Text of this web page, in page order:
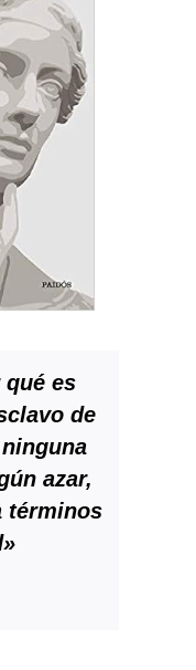
qué es
de
azar,
términos